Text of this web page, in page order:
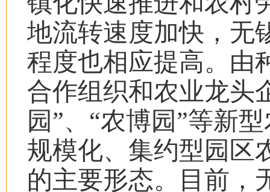
地流转速度加快，无
程度也相应提高。由
合作组织和农业龙头
园”、 “农博园”等新
规模化、集约型园区
的主要形态。目前，